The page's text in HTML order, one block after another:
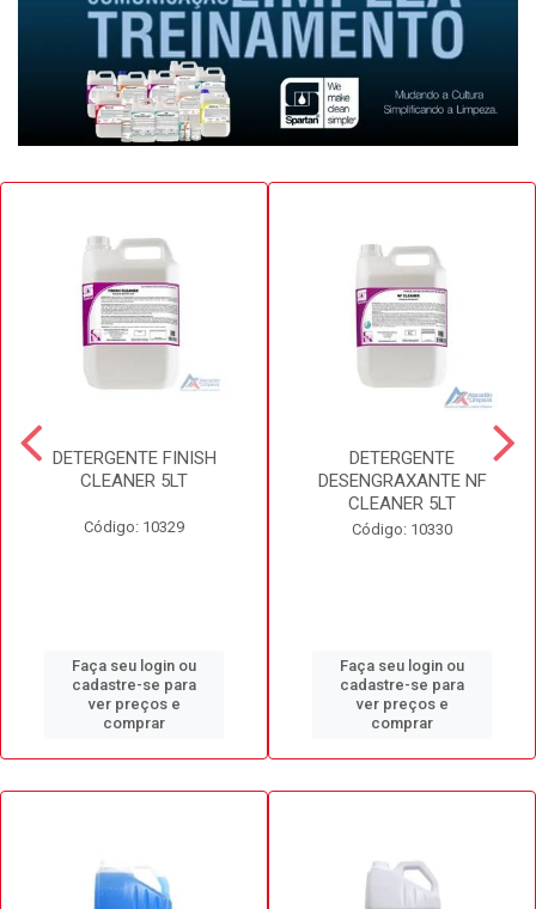
DETERGENTE FINISH
CLEANER 5LT
Código: 10329
Faça seu login ou
cadastre-se para
ver preços e
comprar
DETERGENTE
DESENGRAXANTE NF
CLEANER 5LT
Código: 10330
Faça seu login ou
cadastre-se para
ver preços e
comprar